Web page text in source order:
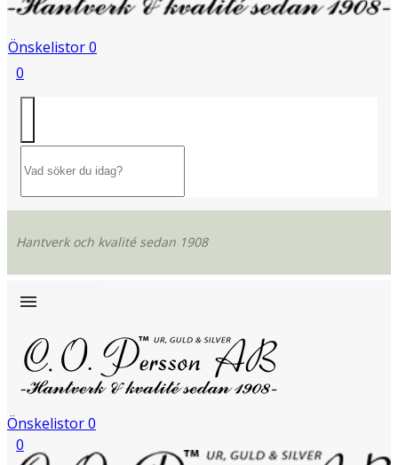
Önskelistor0
0
Hantverk och kvalité sedan 1908
Önskelistor0
0